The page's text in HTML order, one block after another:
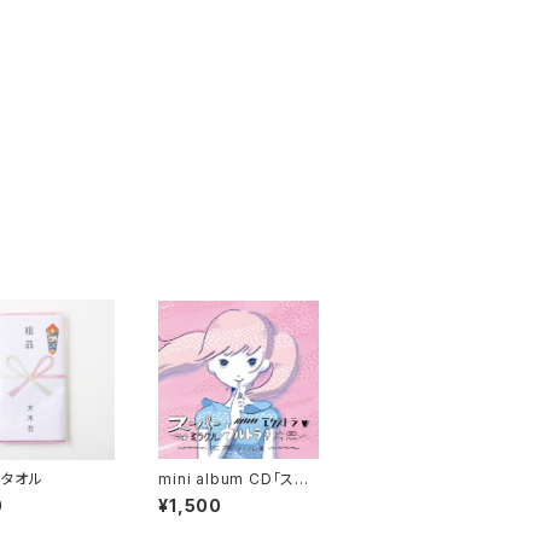
オル
mini album CD「スー
パーミラクルウルトラエ
クストラ片思い」sakur
¥1,500